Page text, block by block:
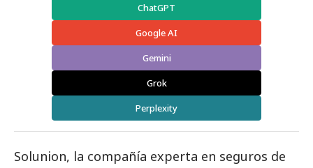
ChatGPT
Google AI
Gemini
Grok
Perplexity
Solunion, la compañía experta en seguros de